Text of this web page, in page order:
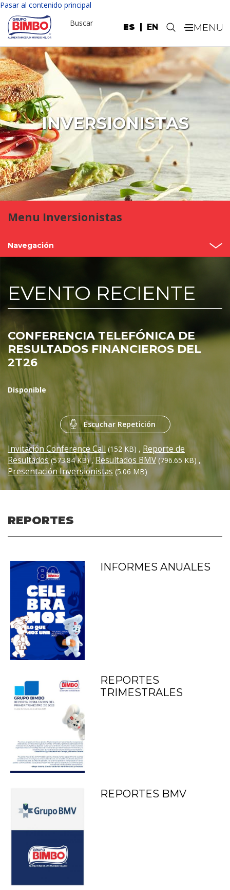
Pasar al contenido principal
ES EN
Buscar .
INVERSIONISTAS
Menu Inversionistas
Navegación
¿Quiénes somos?
Valor Bimbo
Eventos y Presentaciones
Cobertura de analistas
Gobierno Corporativo
Reportes
Contacto
EVENTO RECIENTE
CONFERENCIA TELEFÓNICA DE
RESULTADOS FINANCIEROS DEL
2T26
Disponible
Escuchar Repetición
Invitación Conference Call (152 KB) , Reporte de
Resultados (573.84 KB),Resultados BMV (796.65 KB) ,
Presentación Inversionistas (5.06 MB)
REPORTES
INFORMES ANUALES
REPORTES
TRIMESTRALES
REPORTES BMV